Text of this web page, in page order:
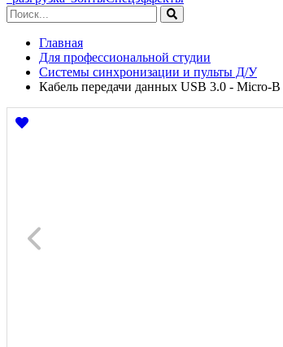
Главная
Для профессиональной студии
Системы синхронизации и пульты Д/У
Кабель передачи данных USB 3.0 - Micro-